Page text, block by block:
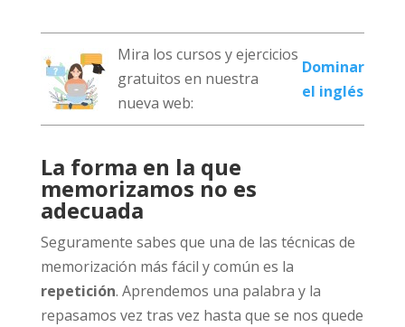
Mira los cursos y ejercicios
gratuitos en nuestra
nueva web:
Dominar
el inglés
La forma en la que
memorizamos no es
adecuada
Seguramente sabes que una de las técnicas de
memorización más fácil y común es la
repetición. Aprendemos una palabra y la
repasamos vez tras vez hasta que se nos quede